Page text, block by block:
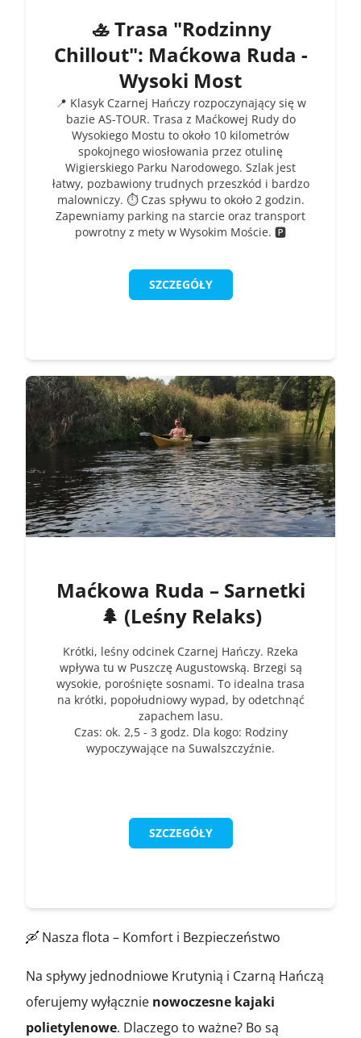
🚣 Trasa "Rodzinny
Chillout": Maćkowa Ruda -
Wysoki Most
📍 Klasyk Czarnej Hańczy rozpoczynający się w
bazie AS-TOUR. Trasa z Maćkowej Rudy do
Wysokiego Mostu to około 10 kilometrów
spokojnego wiosłowania przez otulinę
Wigierskiego Parku Narodowego. Szlak jest
łatwy, pozbawiony trudnych przeszkód i bardzo
malowniczy. ⏱️ Czas spływu to około 2 godzin.
Zapewniamy parking na starcie oraz transport
powrotny z mety w Wysokim Moście. 🅿️
SZCZEGÓŁY
Maćkowa Ruda – Sarnetki
🌲 (Leśny Relaks)
Krótki, leśny odcinek Czarnej Hańczy. Rzeka
wpływa tu w Puszczę Augustowską. Brzegi są
wysokie, porośnięte sosnami. To idealna trasa
na krótki, popołudniowy wypad, by odetchnąć
zapachem lasu.
Czas: ok. 2,5 - 3 godz. Dla kogo: Rodziny
wypoczywające na Suwalszczyźnie.
SZCZEGÓŁY
🛶 Nasza flota – Komfort i Bezpieczeństwo
Na spływy jednodniowe Krutynią i Czarną Hańczą
oferujemy wyłącznie nowoczesne kajaki
polietylenowe. Dlaczego to ważne? Bo są